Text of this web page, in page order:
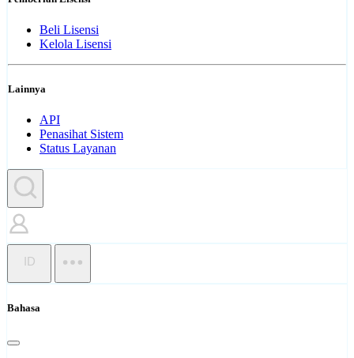
Beli Lisensi
Kelola Lisensi
Lainnya
API
Penasihat Sistem
Status Layanan
ID
Bahasa